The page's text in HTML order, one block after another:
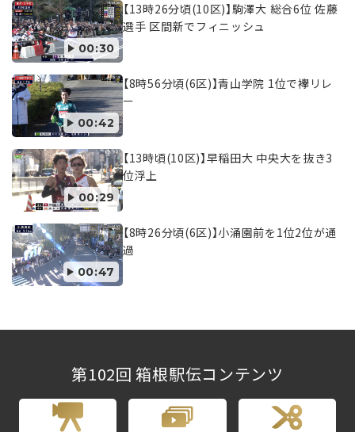
00:30
【13時26分頃(10区)】駒澤大 総合6位 佐藤
選手 区間新でフィニッシュ
00:42
【8時56分頃(6区)】青山学院 1位で襷リレ
ー
00:29
【13時頃(10区)】早稲田大 中央大を抜き3
位浮上
00:47
【8時26分頃(6区)】小涌園前を1位2位が通
過
第102回 箱根駅伝コンテンツ